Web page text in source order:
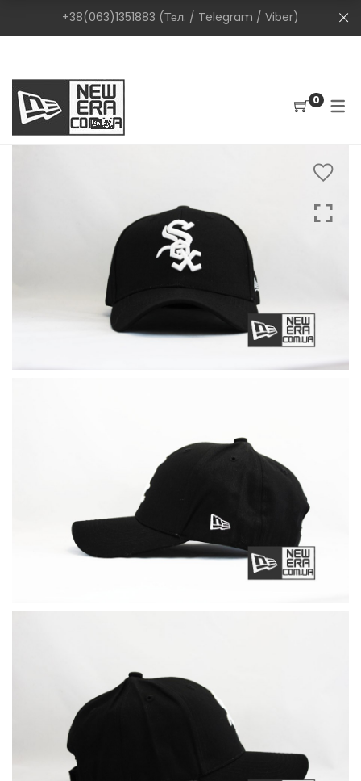
+38(063)1351883 (Тел. / Telegram / Viber)
0